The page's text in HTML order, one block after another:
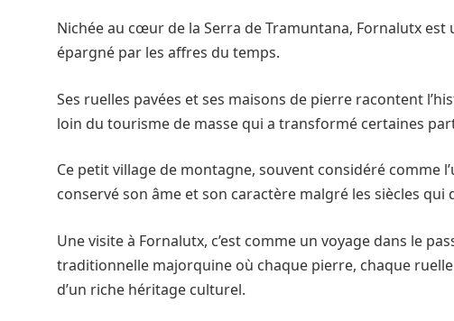
Nichée au cœur de la Serra de Tramuntana, Fornalutx est
épargné par les affres du temps.
Ses ruelles pavées et ses maisons de pierre racontent
loin du tourisme de masse qui a transformé certaines
Ce petit village de montagne, souvent considéré comme
conservé son âme et son caractère malgré les siècles qui
Une visite à Fornalutx, c’est comme un voyage dans le
traditionnelle majorquine où chaque pierre, chaque
d’un riche héritage culturel.